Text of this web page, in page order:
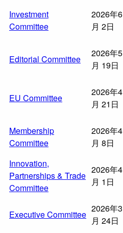
Investment
Committee
2026年6
月 2日
Editorial Committee
2026年5
月 19日
EU Committee
2026年4
月 21日
Membership
Committee
2026年4
月 8日
Innovation,
Partnerships & Trade
Committee
2026年4
月 1日
Executive Committee
2026年3
月 24日